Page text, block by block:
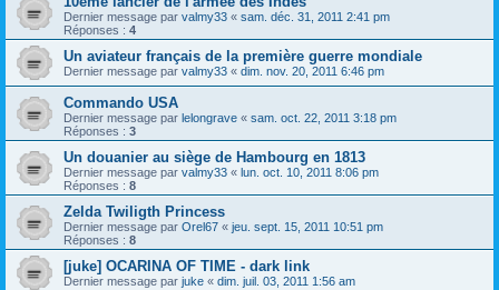
Dernier message par valmy33 « sam. déc. 31, 2011 2:41 pm
Réponses : 4
Un aviateur français de la première guerre mondiale
Dernier message par valmy33 « dim. nov. 20, 2011 6:46 pm
Commando USA
Dernier message par lelongrave « sam. oct. 22, 2011 3:18 pm
Réponses : 3
Un douanier au siège de Hambourg en 1813
Dernier message par valmy33 « lun. oct. 10, 2011 8:06 pm
Réponses : 8
Zelda Twiligth Princess
Dernier message par Orel67 « jeu. sept. 15, 2011 10:51 pm
Réponses : 8
[juke] OCARINA OF TIME - dark link
Dernier message par juke « dim. juil. 03, 2011 1:56 am